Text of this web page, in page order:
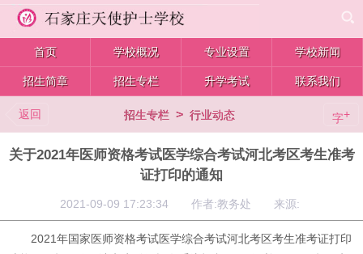
首页 学校概况 专业设置 学校新闻
招生简章 招生专栏 升学考试 联系我们
返回 招生专栏 > 行业动态 字+
关于2021年医师资格考试医学综合考试河北考区考生准考
证打印的通知
2021-09-09 17:23:34 作者:教务处 来源:
2021年国家医师资格考试医学综合考试河北考区考生准考证打印